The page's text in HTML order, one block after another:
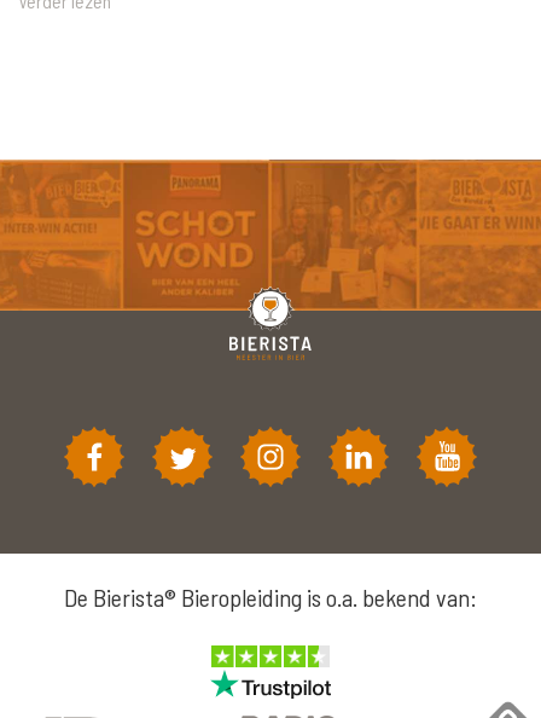
De Bierista® Bieropleiding is o.a. bekend van: